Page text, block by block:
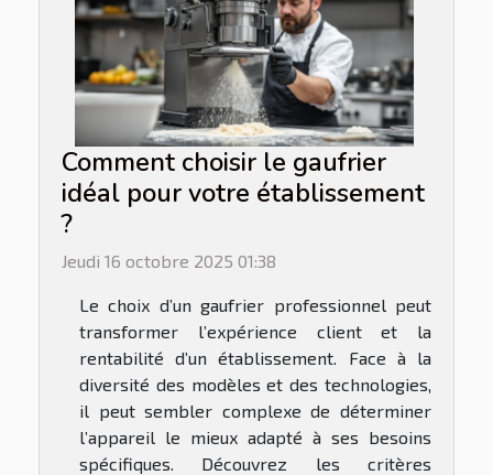
Comment choisir le gaufrier
idéal pour votre établissement
?
Jeudi 16 octobre 2025 01:38
Le choix d’un gaufrier professionnel peut
transformer l’expérience client et la
rentabilité d’un établissement. Face à la
diversité des modèles et des technologies,
il peut sembler complexe de déterminer
l’appareil le mieux adapté à ses besoins
spécifiques. Découvrez les critères